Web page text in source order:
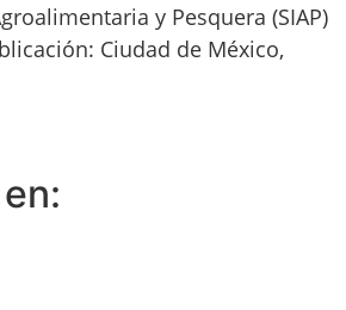
y Pesquera (SIAP)
Ciudad de México,